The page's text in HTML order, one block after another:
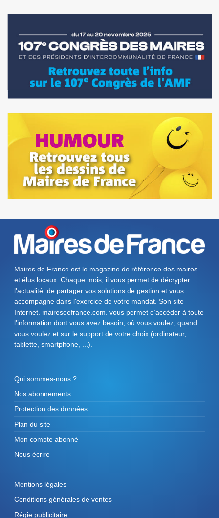
Maires de France est le magazine de référence des maires
et élus locaux. Chaque mois, il vous permet de décrypter
l'actualité, de partager vos solutions de gestion et vous
accompagne dans l'exercice de votre mandat. Son site
Internet, mairesdefrance.com, vous permet d’accéder à toute
l'information dont vous avez besoin, où vous voulez, quand
vous voulez et sur le support de votre choix (ordinateur,
tablette, smartphone, ...).
Qui sommes-nous ?
Nos abonnements
Protection des données
Plan du site
Mon compte abonné
Nous écrire
Mentions légales
Conditions générales de ventes
Régie publicitaire